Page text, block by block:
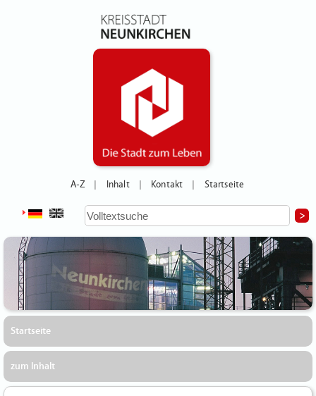
A-Z Inhalt Kontakt Startseite
Startseite
zum Inhalt